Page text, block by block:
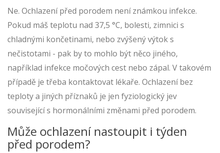
Ne. Ochlazení před porodem není známkou infekce.
Pokud máš teplotu nad 37,5 °C, bolesti, zimnici s
chladnými končetinami, nebo zvýšený výtok s
nečistotami - pak by to mohlo být něco jiného,
například infekce močových cest nebo zápal. V takovém
případě je třeba kontaktovat lékaře. Ochlazení bez
teploty a jiných příznaků je jen fyziologický jev
související s hormonálními změnami před porodem.
Může ochlazení nastoupit i týden
před porodem?